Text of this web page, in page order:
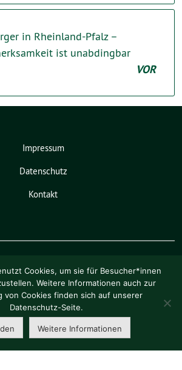
in Rheinland-Pfalz –
ist unabdingbar
VOR
Impressum
Datenschutz
Kontakt
das
‐ ein
eG
Cookies, um sie für Besucher*innen
Weitere Informationen auch zur
von Cookies finden sich auf unserer
Datenschutz-Seite.
Weitere Informationen